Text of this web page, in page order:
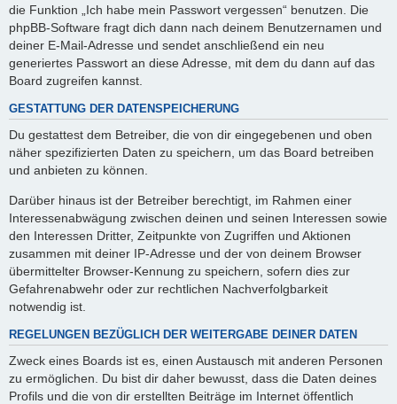
die Funktion „Ich habe mein Passwort vergessen“ benutzen. Die
phpBB-Software fragt dich dann nach deinem Benutzernamen und
deiner E-Mail-Adresse und sendet anschließend ein neu
generiertes Passwort an diese Adresse, mit dem du dann auf das
Board zugreifen kannst.
GESTATTUNG DER DATENSPEICHERUNG
Du gestattest dem Betreiber, die von dir eingegebenen und oben
näher spezifizierten Daten zu speichern, um das Board betreiben
und anbieten zu können.
Darüber hinaus ist der Betreiber berechtigt, im Rahmen einer
Interessenabwägung zwischen deinen und seinen Interessen sowie
den Interessen Dritter, Zeitpunkte von Zugriffen und Aktionen
zusammen mit deiner IP-Adresse und der von deinem Browser
übermittelter Browser-Kennung zu speichern, sofern dies zur
Gefahrenabwehr oder zur rechtlichen Nachverfolgbarkeit
notwendig ist.
REGELUNGEN BEZÜGLICH DER WEITERGABE DEINER DATEN
Zweck eines Boards ist es, einen Austausch mit anderen Personen
zu ermöglichen. Du bist dir daher bewusst, dass die Daten deines
Profils und die von dir erstellten Beiträge im Internet öffentlich